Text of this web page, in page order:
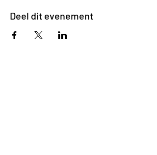
Deel dit evenement